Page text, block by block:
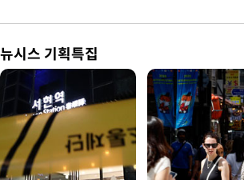
뉴시스 기획특집